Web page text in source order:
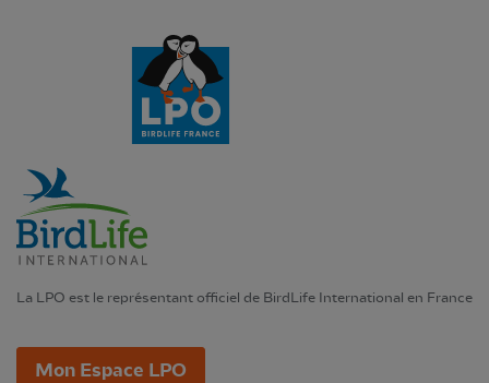
La LPO est le représentant officiel de BirdLife International en France
Mon Espace LPO